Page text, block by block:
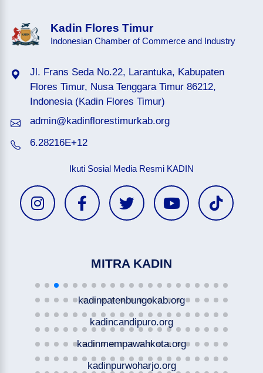
Kadin Flores Timur
Indonesian Chamber of Commerce and Industry
Jl. Frans Seda No.22, Larantuka, Kabupaten
Flores Timur, Nusa Tenggara Timur 86212,
Indonesia (Kadin Flores Timur)
admin@kadinflorestimurkab.org
6.28216E+12
Ikuti Sosial Media Resmi KADIN
MITRA KADIN
kadinpatenbungokab.org
kadincandipuro.org
kadinmempawahkota.org
kadinpurwoharjo.org